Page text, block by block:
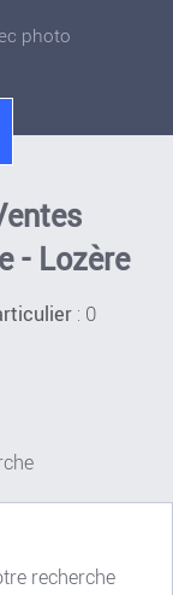
photo
- Lozère
: 0
recherche